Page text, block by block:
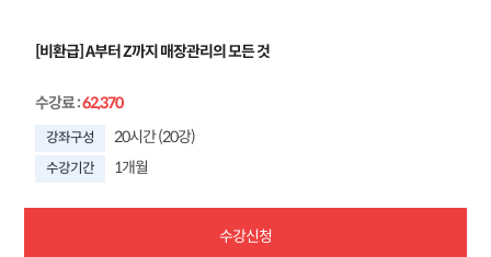
[비환급] A부터 Z까지 매장관리의 모든 것
수강료:62,370
강좌구성 20시간 (20강)
수강기간 1개월
수강신청